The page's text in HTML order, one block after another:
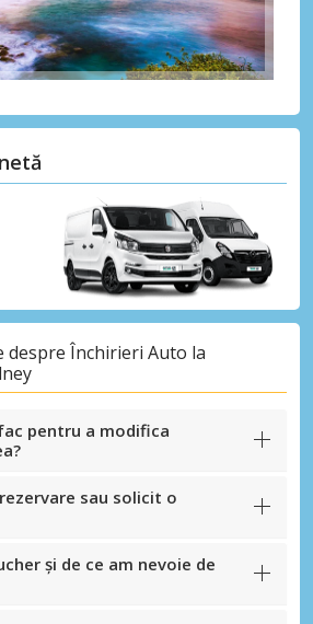
Închirieri Auto la
pentru a modifica
sau solicit o
și de ce am nevoie de